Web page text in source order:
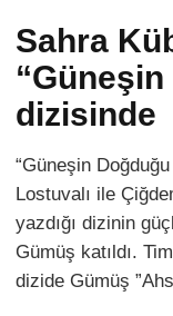
Sahra
“Güneşin
dizisinde
“Güneşin
Lostuvalı ile
yazdığı dizinin
Gümüş katıldı.
dizide Gümüş